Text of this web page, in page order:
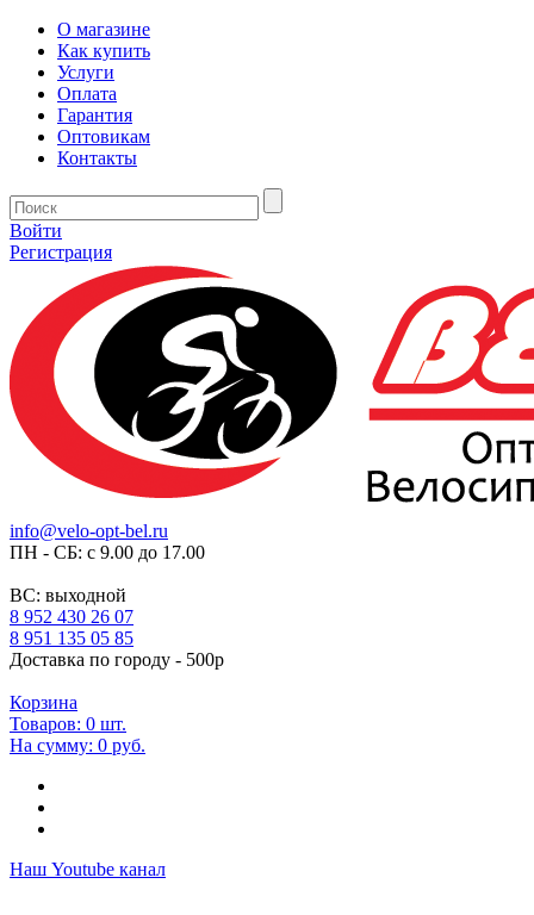
О магазине
Как купить
Услуги
Оплата
Гарантия
Оптовикам
Контакты
Войти
Регистрация
info@velo-opt-bel.ru
ПН - СБ: с 9.00 до 17.00
ВС: выходной
8 952 430 26 07
8 951 135 05 85
Доставка по городу - 500р
Корзина
Товаров: 0 шт.
На сумму: 0 руб.
Наш Youtube канал